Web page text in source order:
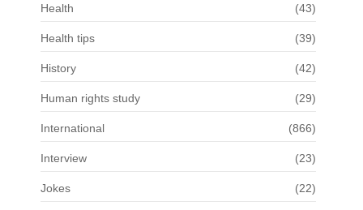
Health (43)
Health tips (39)
History (42)
Human rights study (29)
International (866)
Interview (23)
Jokes (22)